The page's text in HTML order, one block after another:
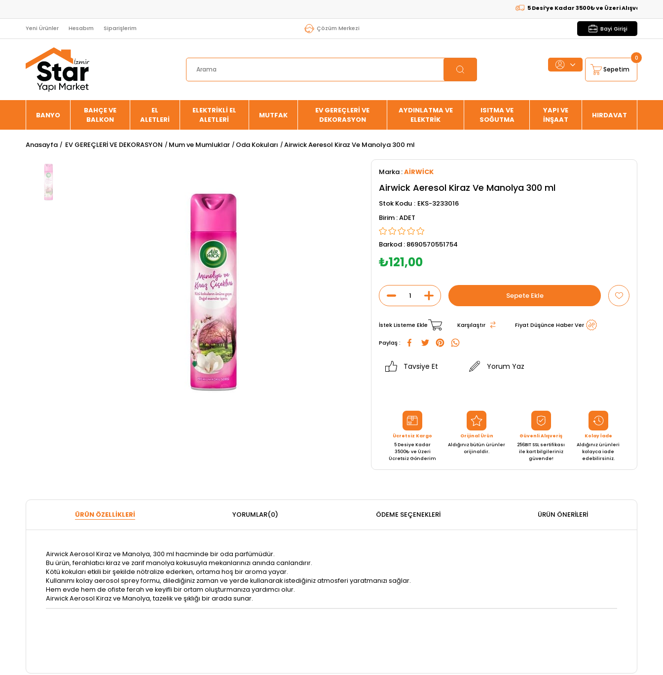
5 Desi’ye Kadar 3500₺ ve Üzeri Alışverişlerde
Yeni Ürünler Hesabım Siparişlerim Çözüm Merkezi Bayi Girişi
Sepetim
0
BANYO
BAHÇE VE
BALKON
EL
ALETLERİ
ELEKTRİKLİ EL
ALETLERİ
MUTFAK
EV GEREÇLERİ VE
DEKORASYON
AYDINLATMA VE
ELEKTRİK
ISITMA VE
SOĞUTMA
YAPI VE
İNŞAAT
HIRDAVAT
Anasayfa EV GEREÇLERİ VE DEKORASYON Mum ve Mumluklar Oda Kokuları Airwick Aeresol Kiraz Ve Manolya 300 ml
Marka :AİRWİCK
Airwick Aeresol Kiraz Ve Manolya 300 ml
Stok Kodu
EKS-3233016
ADET
Barkod : 8690570551754
₺121,00
İstek Listeme Ekle Karşılaştır Fiyat Düşünce Haber Ver
Paylaş :
Tavsiye Et Yorum Yaz
Ücretsiz Kargo
5 Desiye Kadar
3500₺ ve Üzeri
Ücretsiz Gönderim
Orijinal Ürün
Aldığınız bütün ürünler
orijinaldir.
Güvenli Alışveriş
256BIT SSL sertifikası
ile kart bilgileriniz
güvende!
Kolay İade
Aldığınız ürünleri
kolayca iade
edebilirsiniz.
ÜRÜN ÖZELLIKLERI YORUMLAR(0) ÖDEME SEÇENEKLERI ÜRÜN ÖNERILERI
Airwick Aerosol Kiraz ve Manolya, 300 ml hacminde bir oda parfümüdür.
Bu ürün, ferahlatıcı kiraz ve zarif manolya kokusuyla mekanlarınızı anında canlandırır.
Kötü kokuları etkili bir şekilde nötralize ederken, ortama hoş bir aroma yayar.
Kullanımı kolay aerosol sprey formu, dilediğiniz zaman ve yerde kullanarak istediğiniz atmosferi yaratmanızı sağlar.
Hem evde hem de ofiste ferah ve keyifli bir ortam oluşturmanıza yardımcı olur.
Airwick Aerosol Kiraz ve Manolya, tazelik ve şıklığı bir arada sunar.